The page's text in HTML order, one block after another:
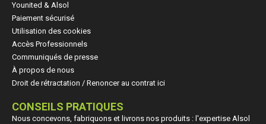
Younited & Alsol
Paiement sécurisé
Utilisation des cookies
Accès Professionnels
Communiqués de presse
À propos de nous
Droit de rétractation / Renoncer au contrat ici
CONSEILS PRATIQUES
Nous concevons, fabriquons et livrons nos produits : l'expertise Alsol